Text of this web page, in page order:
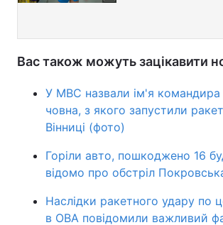
Вас також можуть зацікавити
У МВС назвали ім'я командира
човна, з якого запустили
Вінниці (фото)
Горіли авто, пошкоджено 16
відомо про обстріл
Наслідки ракетного удару по
в ОВА повідомили важливий